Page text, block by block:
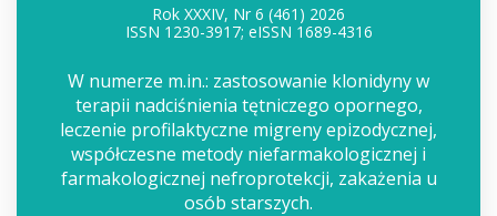
Rok XXXIV, Nr 6 (461) 2026
ISSN 1230-3917; eISSN 1689-4316
W numerze m.in.: zastosowanie klonidyny w
terapii nadciśnienia tętniczego opornego,
leczenie profilaktyczne migreny epizodycznej,
współczesne metody niefarmakologicznej i
farmakologicznej nefroprotekcji, zakażenia u
osób starszych.